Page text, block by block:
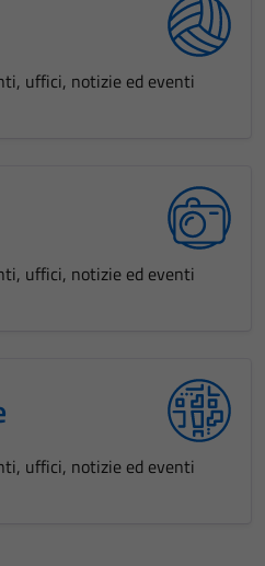
uffici, notizie ed eventi
uffici, notizie ed eventi
uffici, notizie ed eventi